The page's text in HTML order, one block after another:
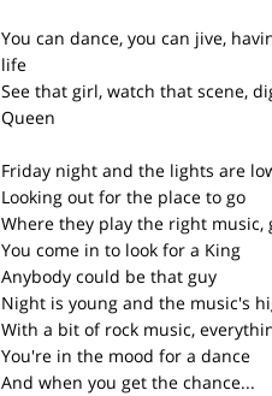
You can dance, you can jive,
life
See that girl, watch that scene,
Queen
Friday night and the lights are
Looking out for the place to go
Where they play the right
You come in to look for a King
Anybody could be that guy
Night is young and the music's
With a bit of rock music,
You're in the mood for a dance
And when you get the chance...